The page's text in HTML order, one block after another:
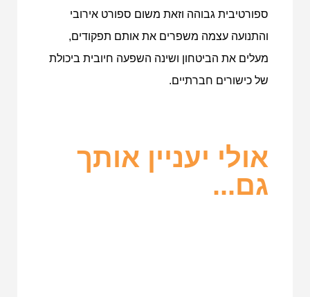
ספורטיבית גבוהה וזאת משום ספורט אירובי
והתנועה עצמה משפרים את אותם תפקודים,
מעלים את הביטחון ושינה השפעה חיובית ביכולת
של כישורים חברתיים.
אולי יעניין אותך
גם...